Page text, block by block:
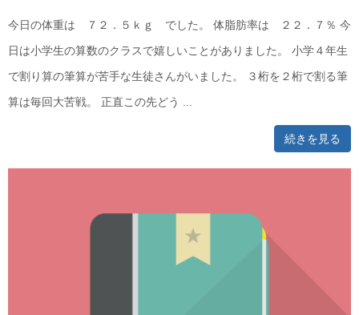
今日の体重は ７２．５ｋｇ でした。 体脂肪率は ２２．７％ 今
日は小学生の算数のクラスで嬉しいことがありました。 小学４年生
で割り算の筆算が苦手な生徒さんがいました。 ３桁を２桁で割る筆
算は毎回大苦戦。 正直この先どう ...
続きを見る